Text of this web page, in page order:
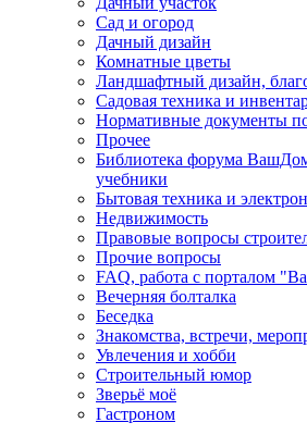
Сад и огород
Дачный дизайн
Комнатные цветы
Ландшафтный дизайн,
Садовая техника и
Нормативные документы
Прочее
Библиотека форума
учебники
Бытовая техника и
Недвижимость
Правовые вопросы
Прочие вопросы
FAQ, работа с порталом
Вечерняя болталка
Беседка
Знакомства, встречи,
Увлечения и хобби
Строительный юмор
Зверьё моё
Гастроном